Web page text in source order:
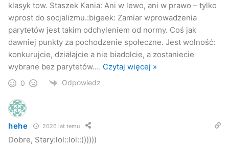
Jaslonet.pl
klasyk tow. Staszek Kania: Ani w lewo, ani w prawo – tylko
wprost do socjalizmu.:bigeek: Zamiar wprowadzenia
parytetów jest takim odchyleniem od normy. Coś jak
dawniej punkty za pochodzenie społeczne. Jest wolność:
konkurujcie, działajcie a nie biadolcie, a zostaniecie
wybrane bez parytetów.… Czytaj więcej »
0 Odpowiedz
hehe 2026 lat temu
Dobre, Stary:lol::lol::))))))